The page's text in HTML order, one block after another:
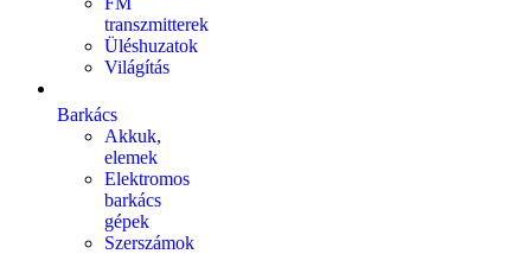
transzmitterek
Üléshuzatok
Világítás
Barkács
Akkuk,
elemek
Elektromos
barkács
gépek
Szerszámok